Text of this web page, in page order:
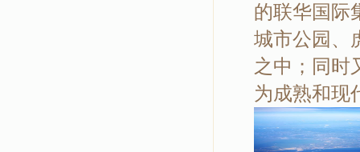
的联华国际
城市公园、
之中；同时
为成熟和现